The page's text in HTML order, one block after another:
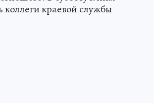
краевой службы